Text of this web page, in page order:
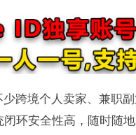
少跨境个人卖家、兼职
闭环安全性高，随时随